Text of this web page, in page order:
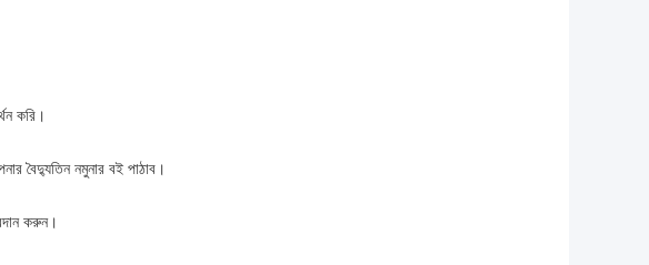
করি।
বৈদ্যুতিন নমুনার বই পাঠাব।
করুন।